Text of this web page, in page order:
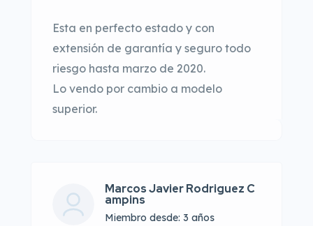
Esta en perfecto estado y con
extensión de garantía y seguro todo
riesgo hasta marzo de 2020.
Lo vendo por cambio a modelo
superior.
Marcos Javier Rodriguez C
ampins
Miembro desde: 3 años